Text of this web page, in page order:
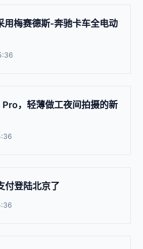
用梅赛德斯-奔驰卡车全电动
，轻薄做工夜间拍摄的新
付登陆北京了